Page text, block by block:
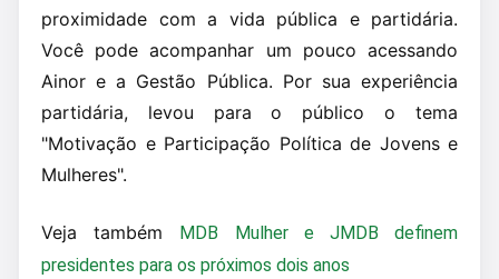
proximidade com a vida pública e partidária.
Você pode acompanhar um pouco acessando
Ainor e a Gestão Pública. Por sua experiência
partidária, levou para o público o tema
"Motivação e Participação Política de Jovens e
Mulheres".
Veja também MDB Mulher e JMDB definem
presidentes para os próximos dois anos